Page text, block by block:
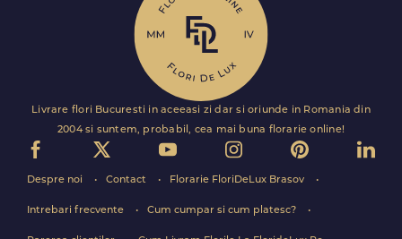
Livrare flori Bucuresti in aceeasi zi dar si oriunde in Romania din
2004 si suntem, probabil, cea mai buna florarie online!
Despre noi Contact Florarie FloriDeLux Brasov
Intrebari frecvente Cum cumpar si cum platesc?